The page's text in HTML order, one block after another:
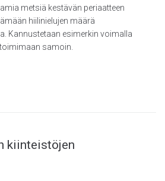
metsiä kestävän periaatteen
hiilinielujen määrä
Kannustetaan esimerkin voimalla
samoin.
kiinteistöjen